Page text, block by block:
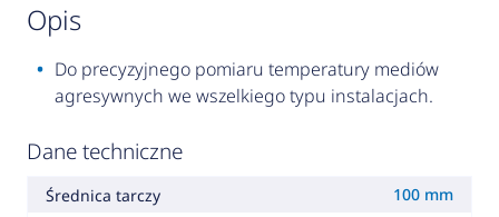
opis
Do precyzyjnego pomiaru temperatury mediów
agresywnych we wszelkiego typu instalacjach.
Dane techniczne
Średnica tarczy 100 mm